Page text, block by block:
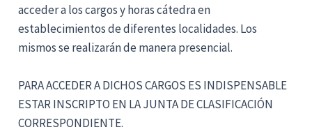
acceder a los cargos y horas cátedra en
establecimientos de diferentes localidades. Los
mismos se realizarán de manera presencial.
PARA ACCEDER A DICHOS CARGOS ES INDISPENSABLE
ESTAR INSCRIPTO EN LA JUNTA DE CLASIFICACIÓN
CORRESPONDIENTE.